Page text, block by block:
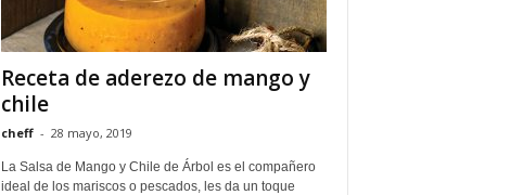
Receta de aderezo de mango y
chile
cheff - 28 mayo, 2019
La Salsa de Mango y Chile de Árbol es el compañero
ideal de los mariscos o pescados, les da un toque